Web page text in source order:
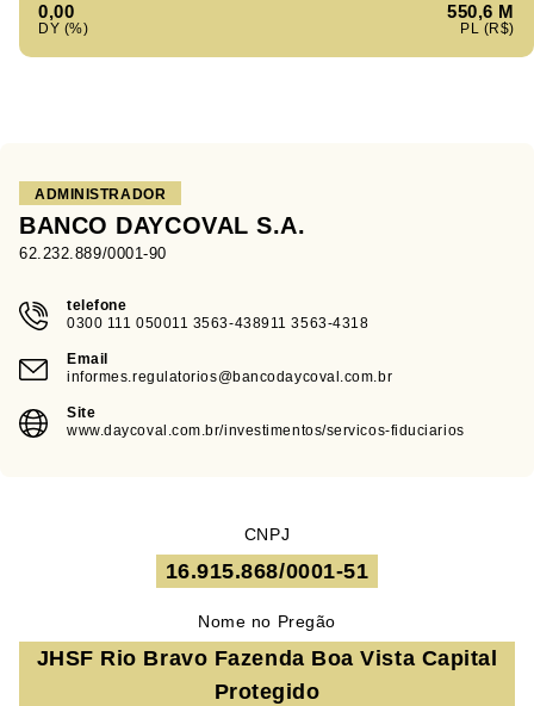
0,00 550,6 M
ADMINISTRADOR
BANCO DAYCOVAL S.A.
62.232.889/0001-90
telefone
0300 111 050011 3563-438911 3563-4318
Email
informes.regulatorios@bancodaycoval.com.br
Site
www.daycoval.com.br/investimentos/servicos-fiduciarios
CNPJ
16.915.868/0001-51
Nome no Pregão
JHSF Rio Bravo Fazenda Boa Vista Capital
Protegido